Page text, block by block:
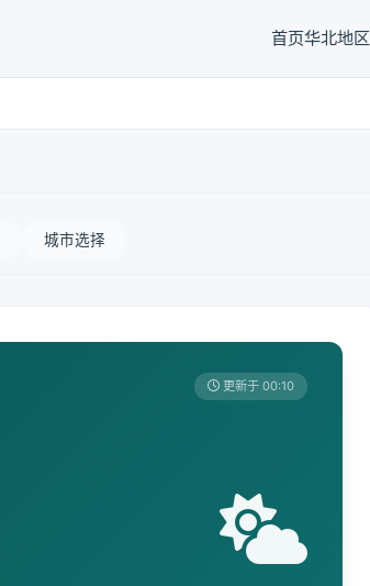
首页华北地区
城市选择
更新于 00:10